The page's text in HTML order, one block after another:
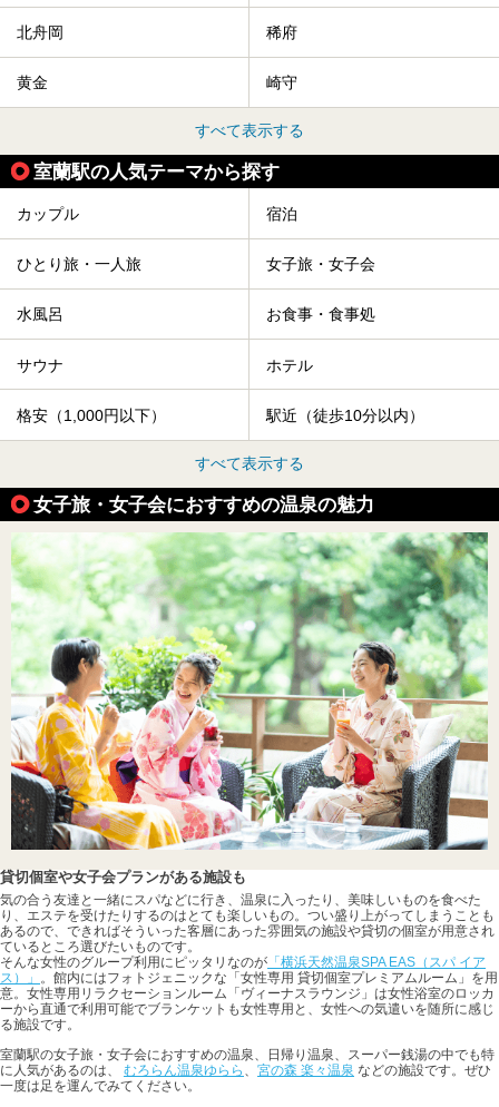
北舟岡 稀府
黄金 崎守
すべて表示する
室蘭駅の人気テーマから探す
カップル 宿泊
ひとり旅・一人旅 女子旅・女子会
水風呂 お食事・食事処
サウナ ホテル
格安（1,000円以下） 駅近（徒歩10分以内）
すべて表示する
女子旅・女子会におすすめの温泉の魅力
貸切個室や女子会プランがある施設も
気の合う友達と一緒にスパなどに行き、温泉に入ったり、美味しいものを食べた
り、エステを受けたりするのはとても楽しいもの。つい盛り上がってしまうことも
あるので、できればそういった客層にあった雰囲気の施設や貸切の個室が用意され
ているところ選びたいものです。
そんな女性のグループ利用にピッタリなのが 「横浜天然温泉SPA EAS（スパ イア
ス）」
。館内にはフォトジェニックな「女性専用 貸切個室プレミアムルーム」を用
意。女性専用リラクセーションルーム「ヴィーナスラウンジ」は女性浴室のロッカ
ーから直通で利用可能でブランケットも女性専用と、女性への気遣いを随所に感じ
る施設です。
室蘭駅の女子旅・女子会におすすめの温泉、日帰り温泉、スーパー銭湯の中でも特
に人気があるのは、 むろらん温泉ゆらら 宮の森 楽々温泉 などの施設です。ぜひ
一度は足を運んでみてください。